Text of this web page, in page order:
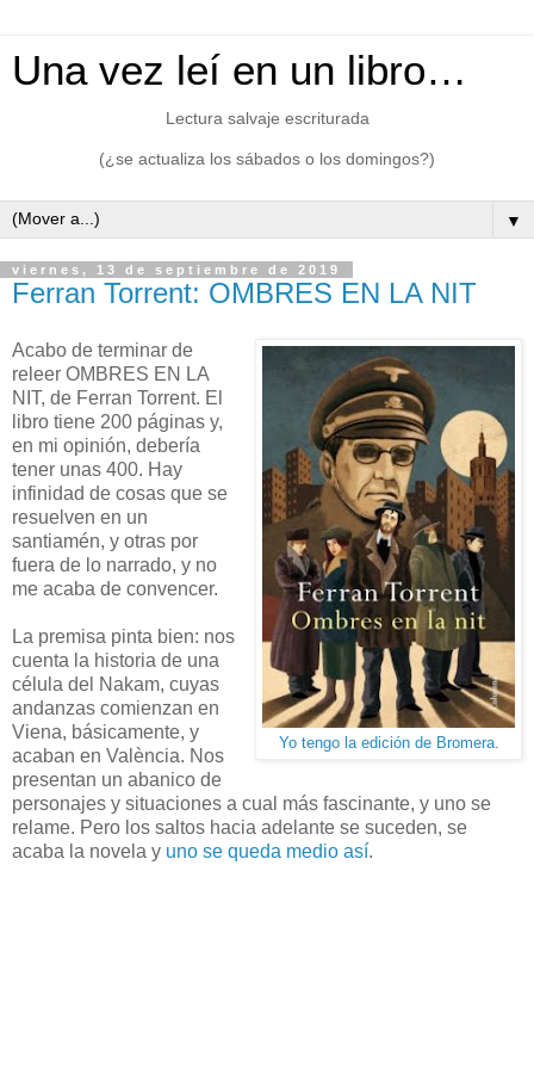
Una vez leí en un libro…
Lectura salvaje escriturada
(¿se actualiza los sábados o los domingos?)
▼
viernes, 13 de septiembre de 2019
Ferran Torrent: OMBRES EN LA NIT
Yo tengo la edición de Bromera.
Acabo de terminar de
releer OMBRES EN LA
NIT, de Ferran Torrent. El
libro tiene 200 páginas y,
en mi opinión, debería
tener unas 400. Hay
infinidad de cosas que se
resuelven en un
santiamén, y otras por
fuera de lo narrado, y no
me acaba de convencer.
La premisa pinta bien: nos
cuenta la historia de una
célula del Nakam, cuyas
andanzas comienzan en
Viena, básicamente, y
acaban en València. Nos
presentan un abanico de
personajes y situaciones a cual más fascinante, y uno se
relame. Pero los saltos hacia adelante se suceden, se
acaba la novela y uno se queda medio así.